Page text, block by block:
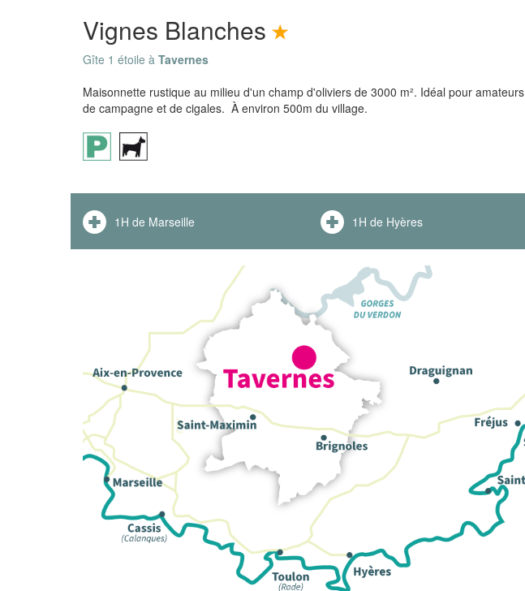
Vignes Blanches
Gîte 1 étoile à Tavernes
Maisonnette rustique au milieu d'un champ d'oliviers de 3000 m². Idéal pour amateurs
de campagne et de cigales. À environ 500m du village.
1H de Marseille 1H de Hyères